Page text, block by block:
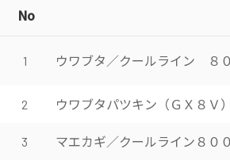
No
1 ウワブタ／クールライン ８
2 ウワブタパツキン（ＧＸ８Ｖ）
3 マエカギ／クールライン８０